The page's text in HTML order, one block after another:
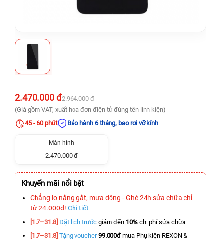
2.470.000 đ2.964.000 đ
(Giá gồm VAT, xuất hóa đơn điện tử đúng tên linh kiện)
45 - 60 phút
Bảo hành 6 tháng, bao rơi vỡ kính
Màn hình
2.470.000 đ
Khuyến mãi nổi bật
Chẳng lo nắng gắt, mưa dông - Ghé 24h sửa chữa chỉ
từ 24.000đ! Chi tiết
[1.7–31.8] Đặt lịch trước giảm đến 10% chi phí sửa chữa
[1.7–31.8] Tặng voucher 99.000đmua Phụ kiện REXON &